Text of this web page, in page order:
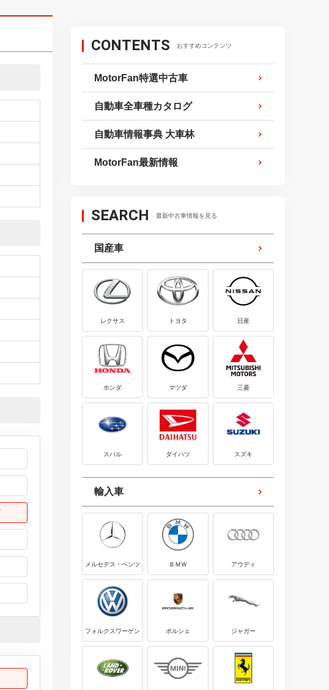
CONTENTS おすすめコンテンツ
MotorFan特選中古車
自動車全車種カタログ
自動車情報事典 大車林
MotorFan最新情報
SEARCH 最新中古車情報を見る
国産車
レクサス トヨタ 日産
ホンダ マツダ 三菱
スバル ダイハツ スズキ
輸入車
メルセデス・ベンツ ＢＭＷ アウディ
フォルクスワーゲン ポルシェ ジャガー